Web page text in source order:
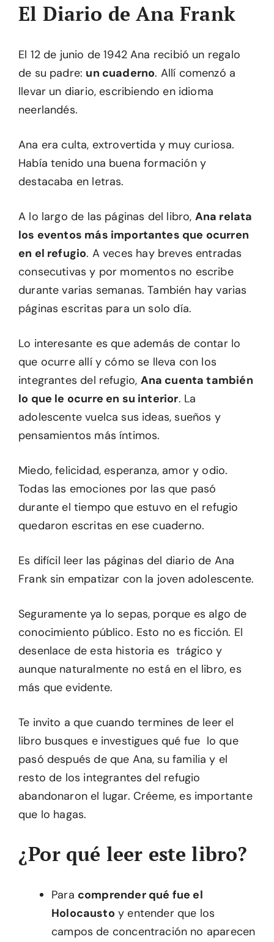
El Diario de Ana Frank
El 12 de junio de 1942 Ana recibió un regalo
de su padre: un cuaderno. Allí comenzó a
llevar un diario, escribiendo en idioma
neerlandés.
Ana era culta, extrovertida y muy curiosa.
Había tenido una buena formación y
destacaba en letras.
A lo largo de las páginas del libro, Ana relata
los eventos más importantes que ocurren
en el refugio. A veces hay breves entradas
consecutivas y por momentos no escribe
durante varias semanas. También hay varias
páginas escritas para un solo día.
Lo interesante es que además de contar lo
que ocurre allí y cómo se lleva con los
integrantes del refugio, Ana cuenta también
lo que le ocurre en su interior. La
adolescente vuelca sus ideas, sueños y
pensamientos más íntimos.
Miedo, felicidad, esperanza, amor y odio.
Todas las emociones por las que pasó
durante el tiempo que estuvo en el refugio
quedaron escritas en ese cuaderno.
Es difícil leer las páginas del diario de Ana
Frank sin empatizar con la joven adolescente.
Seguramente ya lo sepas, porque es algo de
conocimiento público. Esto no es ficción. El
desenlace de esta historia es trágico y
aunque naturalmente no está en el libro, es
más que evidente.
Te invito a que cuando termines de leer el
libro busques e investigues qué fue lo que
pasó después de que Ana, su familia y el
resto de los integrantes del refugio
abandonaron el lugar. Créeme, es importante
que lo hagas.
¿Por qué leer este libro?
Para comprender qué fue el
Holocausto y entender que los
campos de concentración no aparecen